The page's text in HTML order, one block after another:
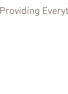
Providing